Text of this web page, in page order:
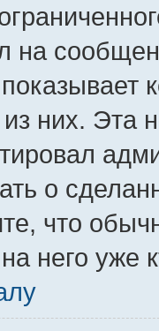
на
них. Эта
о
что
него уже